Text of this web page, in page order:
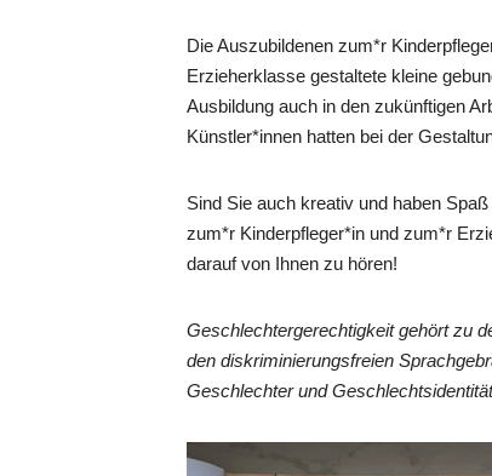
Die Auszubildenen zum*r
Erzieherklasse gestaltete kleine
Ausbildung auch in den zukünftigen
Künstler*innen hatten bei der
Sind Sie auch kreativ und haben
zum*r Kinderpfleger*in und zum*r
darauf von Ihnen zu hören!
Geschlechtergerechtigkeit gehört zu
den diskriminierungsfreien
Geschlechter und